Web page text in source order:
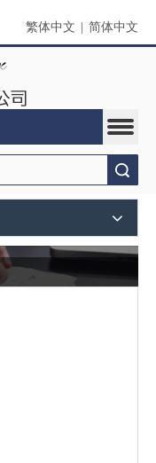
繁体中文 简体中文